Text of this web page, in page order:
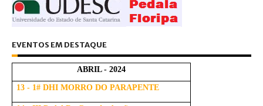
EVENTOS EM DESTAQUE
ABRIL - 2024
13 - 1# DHI MORRO DO PARAPENTE